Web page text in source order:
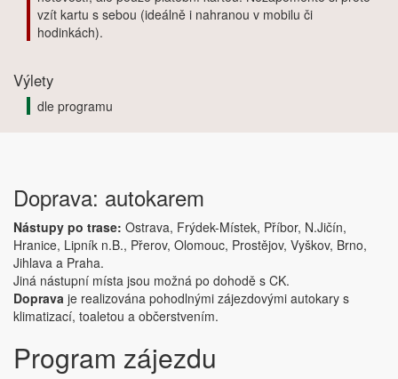
vzít kartu s sebou (ideálně i nahranou v mobilu či
hodinkách).
Výlety
dle programu
Doprava: autokarem
Nástupy po trase: Ostrava, Frýdek-Místek, Příbor, N.Jičín,
Hranice, Lipník n.B., Přerov, Olomouc, Prostějov, Vyškov, Brno,
Jihlava a Praha.
Jiná nástupní místa jsou možná po dohodě s CK.
Doprava je realizována pohodlnými zájezdovými autokary s
klimatizací, toaletou a občerstvením.
Program zájezdu